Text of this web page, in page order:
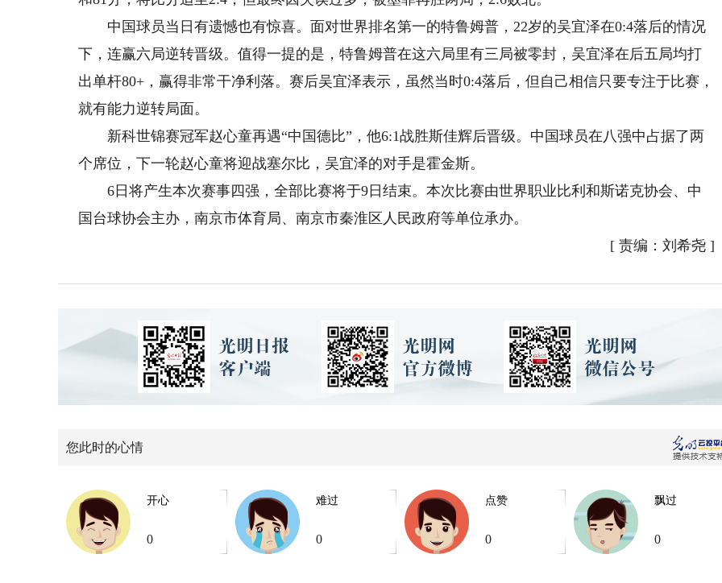
中国球员当日有遗憾也有惊喜。面对世界排名第一的特鲁姆普，22岁的吴宜泽在0:4落后的情况
下，连赢六局逆转晋级。值得一提的是，特鲁姆普在这六局里有三局被零封，吴宜泽在后五局均打
出单杆80+，赢得非常干净利落。赛后吴宜泽表示，虽然当时0:4落后，但自己相信只要专注于比赛，
就有能力逆转局面。
新科世锦赛冠军赵心童再遇“中国德比”，他6:1战胜斯佳辉后晋级。中国球员在八强中占据了两
个席位，下一轮赵心童将迎战塞尔比，吴宜泽的对手是霍金斯。
6日将产生本次赛事四强，全部比赛将于9日结束。本次比赛由世界职业比利和斯诺克协会、中
国台球协会主办，南京市体育局、南京市秦淮区人民政府等单位承办。
[ 责编：刘希尧 ]
您此时的心情
开心
0
难过
0
点赞
0
飘过
0